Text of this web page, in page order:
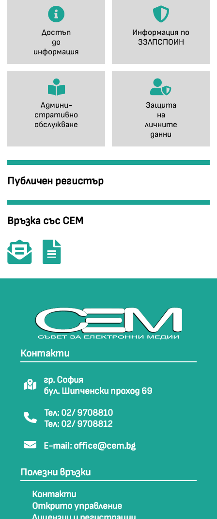
Достъп
до
информация
Информация по
ЗЗЛПСПОИН
Админи-
стративно
обслужване
Защита
на
личните
данни
Публичен регистър
Връзка със СЕМ
Контакти
гр. София
бул. Шипченски проход 69
Тел: 02/ 9708810
Тел: 02/ 9708812
E-mail: office@cem.bg
Полезни връзки
Контакти
Открито управление